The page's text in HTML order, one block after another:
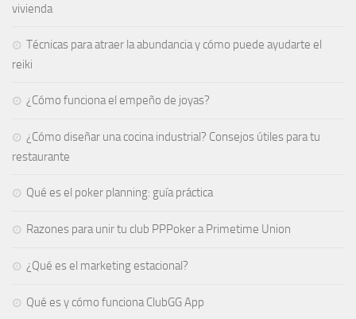
vivienda
Técnicas para atraer la abundancia y cómo puede ayudarte el
reiki
¿Cómo funciona el empeño de joyas​?
¿Cómo diseñar una cocina industrial? Consejos útiles para tu
restaurante
Qué es el poker planning: guía práctica
Razones para unir tu club PPPoker a Primetime Union
¿Qué es el marketing estacional?
Qué es y cómo funciona ClubGG App